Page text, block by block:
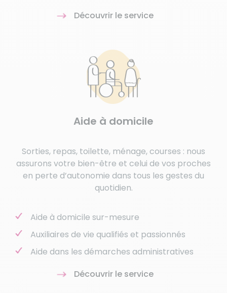
Découvrir le service
Aide à domicile
Sorties, repas, toilette, ménage, courses : nous
assurons votre bien-être et celui de vos proches
en perte d’autonomie dans tous les gestes du
quotidien.
Aide à domicile sur-mesure
Auxiliaires de vie qualifiés et passionnés
Aide dans les démarches administratives
Découvrir le service